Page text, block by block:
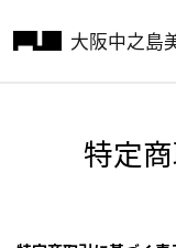
大阪中之島
特定